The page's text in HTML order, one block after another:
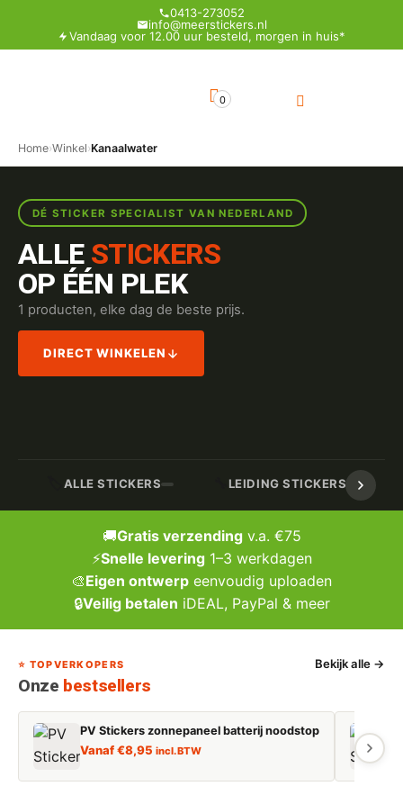
0413-273052
info@meerstickers.nl
Vandaag voor 12.00 uur besteld, morgen in huis*
0
Home›Winkel›Kanaalwater
DÉ STICKER SPECIALIST VAN NEDERLAND
ALLE STICKERS
OP ÉÉN PLEK
1 producten, elke dag de beste prijs.
DIRECT WINKELEN
ALLE STICKERS LEIDING STICKERS /
🚚Gratis verzendingv.a. €75
⚡Snelle levering1–3 werkdagen
🎨Eigen ontwerp eenvoudig uploaden
🔒Veilig betalen iDEAL, PayPal & meer
⭐ TOPVERKOPERS
Onze bestsellers
Bekijk alle →
PV Stickers zonnepaneel batterij noodstop
Vanaf€8,95 incl. BTW